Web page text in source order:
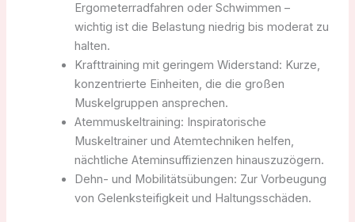
Ergometerradfahren oder Schwimmen –
wichtig ist die Belastung niedrig bis moderat zu
halten.
Krafttraining mit geringem Widerstand: Kurze,
konzentrierte Einheiten, die die großen
Muskelgruppen ansprechen.
Atemmuskeltraining: Inspiratorische
Muskeltrainer und Atemtechniken helfen,
nächtliche Ateminsuffizienzen hinauszuzögern.
Dehn- und Mobilitätsübungen: Zur Vorbeugung
von Gelenksteifigkeit und Haltungsschäden.